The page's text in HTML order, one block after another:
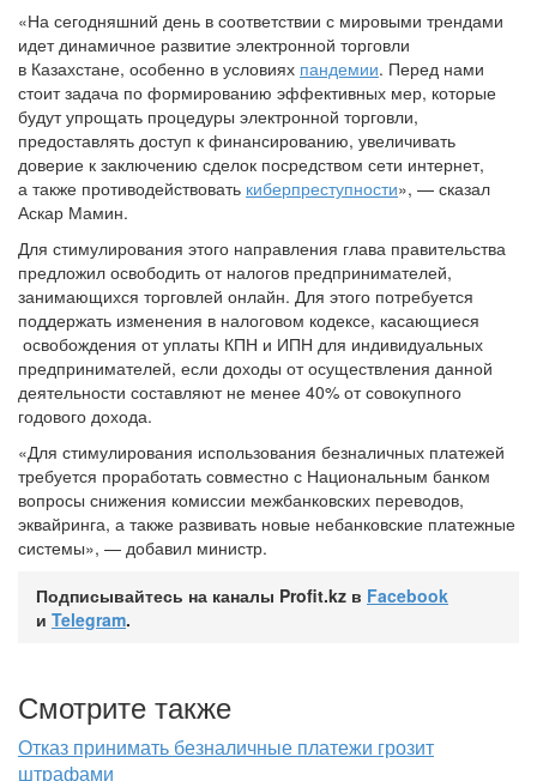
«На сегодняшний день в соответствии с мировыми трендами
идет динамичное развитие электронной торговли
в Казахстане, особенно в условиях пандемии. Перед нами
стоит задача по формированию эффективных мер, которые
будут упрощать процедуры электронной торговли,
предоставлять доступ к финансированию, увеличивать
доверие к заключению сделок посредством сети интернет,
а также противодействовать киберпреступности», — сказал
Аскар Мамин.
Для стимулирования этого направления глава правительства
предложил освободить от налогов предпринимателей,
занимающихся торговлей онлайн. Для этого потребуется
поддержать изменения в налоговом кодексе, касающиеся
освобождения от уплаты КПН и ИПН для индивидуальных
предпринимателей, если доходы от осуществления данной
деятельности составляют не менее 40% от совокупного
годового дохода.
«Для стимулирования использования безналичных платежей
требуется проработать совместно с Национальным банком
вопросы снижения комиссии межбанковских переводов,
эквайринга, а также развивать новые небанковские платежные
системы», — добавил министр.
Подписывайтесь на каналы Profit.kz в Facebook
и Telegram.
Смотрите также
Отказ принимать безналичные платежи грозит
штрафами